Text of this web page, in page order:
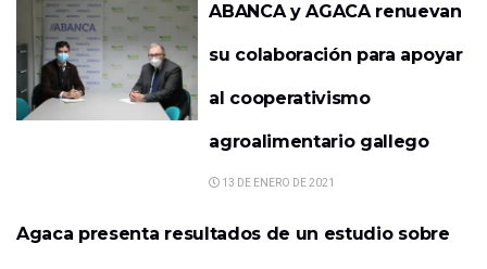
ABANCA y AGACA renuevan
su colaboración para apoyar
al cooperativismo
agroalimentario gallego
13 DE ENERO DE 2021
Agaca presenta resultados de un estudio sobre